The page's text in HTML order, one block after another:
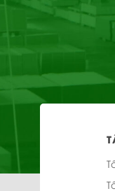
Ốp tường Nano